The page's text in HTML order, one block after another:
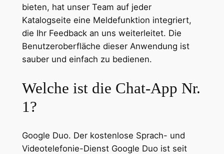
bieten, hat unser Team auf jeder
Katalogseite eine Meldefunktion integriert,
die Ihr Feedback an uns weiterleitet. Die
Benutzeroberfläche dieser Anwendung ist
sauber und einfach zu bedienen.
Welche ist die Chat-App Nr.
1?
Google Duo. Der kostenlose Sprach- und
Videotelefonie-Dienst Google Duo ist seit